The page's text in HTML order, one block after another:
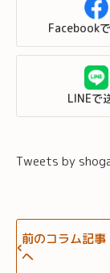
Facebook
LINEで
Tweets by
前のコラム記事
へ